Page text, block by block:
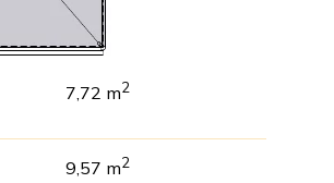
7,72 m2
9,57 m2